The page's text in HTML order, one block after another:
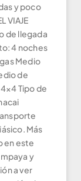
y poco
VIAJE
de llegada
4 noches
Medio
de
Tipo de
Más
en este
y
a ver